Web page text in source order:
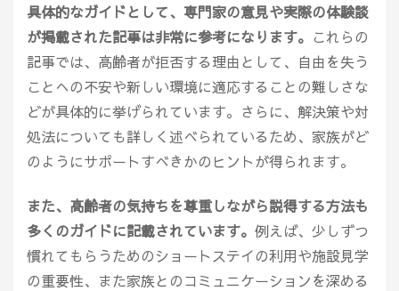
具体的なガイドとして、専門家の意見や実際の体験談
が掲載された記事は非常に参考になります。 これらの
記事では、高齢者が拒否する理由として、自由を失う
ことへの不安や新しい環境に適応することの難しさな
どが具体的に挙げられています。さらに、解決策や対
処法についても詳しく述べられているため、家族がど
のようにサポートすべきかのヒントが得られます。
また、高齢者の気持ちを尊重しながら説得する方法も
多くのガイドに記載されています。 例えば、少しずつ
慣れてもらうためのショートステイの利用や施設見学
の重要性、また家族とのコミュニケーションを深める